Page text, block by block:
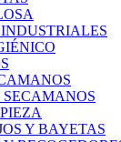
Y BAYETAS